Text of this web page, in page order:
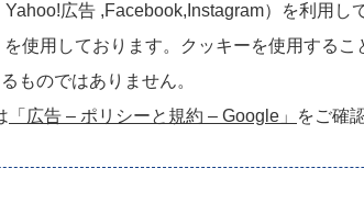
広告 ,Facebook,Instagram）を利用し
使用しております。クッキーを使用する
ものではありません。
「広告 – ポリシーと規約 – Google」 をご確